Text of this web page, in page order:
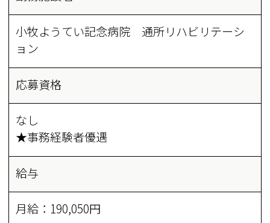
小牧ようてい記念病院 通所リハビリテーシ
ョン
応募資格
なし
★事務経験者優遇
給与
月給：190,050円